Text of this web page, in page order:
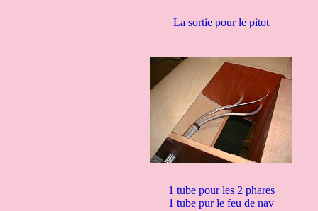
La sortie pour le pitot
1 tube pour les 2 phares
1 tube pur le feu de nav